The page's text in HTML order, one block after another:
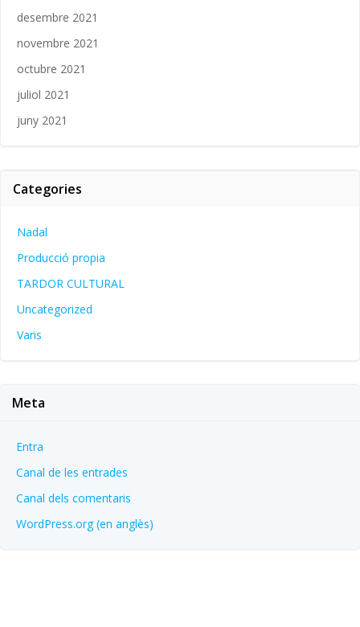
desembre 2021
novembre 2021
octubre 2021
juliol 2021
juny 2021
Categories
Nadal
Producció propia
TARDOR CULTURAL
Uncategorized
Varis
Meta
Entra
Canal de les entrades
Canal dels comentaris
WordPress.org (en anglès)